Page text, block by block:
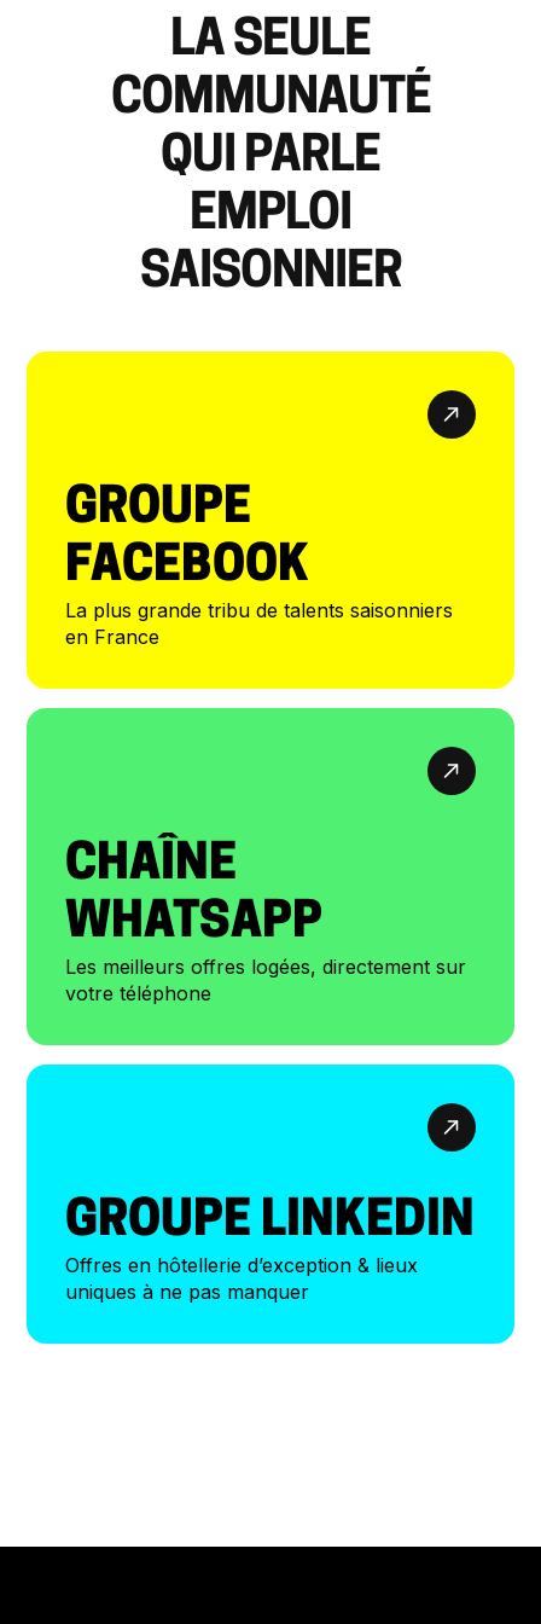
LA SEULE
COMMUNAUTÉ
QUI PARLE
EMPLOI
SAISONNIER
GROUPE
FACEBOOK
La plus grande tribu de talents saisonniers
en France
CHAÎNE
WHATSAPP
Les meilleurs offres logées, directement sur
votre téléphone
GROUPE LINKEDIN
Offres en hôtellerie d’exception & lieux
uniques à ne pas manquer